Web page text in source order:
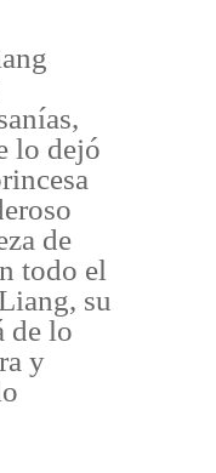
lo dejó
de
todo el
su
de lo
y